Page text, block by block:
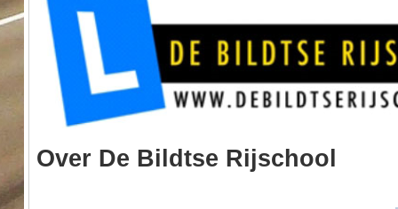
Over De Bildtse Rijschool